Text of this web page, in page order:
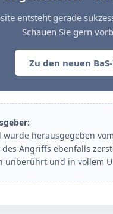
entsteht gerade
Schauen Sie gern
Zu den neuen
wurde herausgegeben vom
Angriffs ebenfalls
unberührt und in vollem